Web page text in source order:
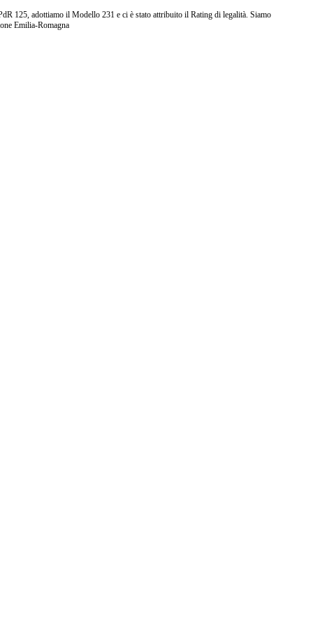
125, adottiamo il Modello 231 e ci è stato attribuito il Rating di legalità. Siamo
Emilia-Romagna